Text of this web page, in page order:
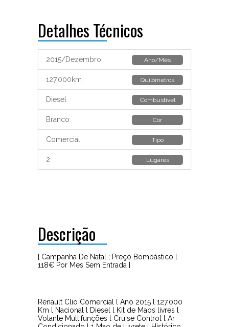
Detalhes Técnicos
Ano/Mês
2015/Dezembro
Quilómetros
127.000km
Combustível
Diesel
Cor
Branco
Tipo
Comercial
Lugares
2
Descrição
[ Campanha De Natal ; Preço Bombástico l
118€ Por Mes Sem Entrada ]
Renault Clio Comercial l Ano 2015 l 127.000
Km l Nacional l Diesel l Kit de Maos livres l
Volante Multifunções l Cruise Control l Ar